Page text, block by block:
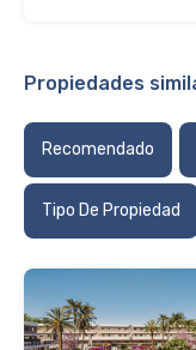
Propiedades
Recomendado
Tipo De Propiedad